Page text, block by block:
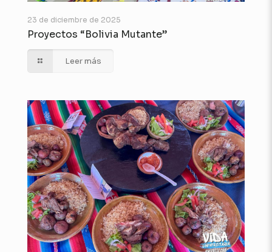
23 de diciembre de 2025
Proyectos “Bolivia Mutante”
Leer más